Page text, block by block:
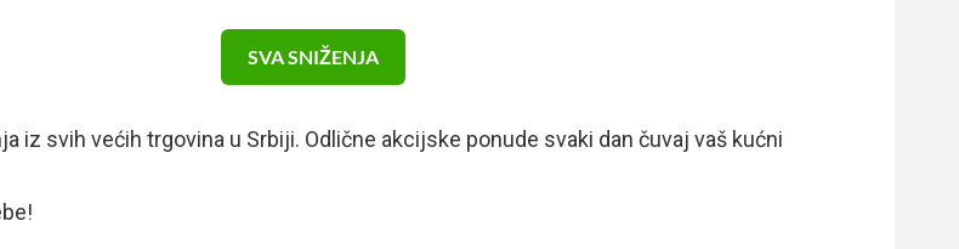
SVA SNIŽENJA
iz svih većih trgovina u Srbiji. Odlične akcijske ponude svaki dan čuvaj vaš kućni